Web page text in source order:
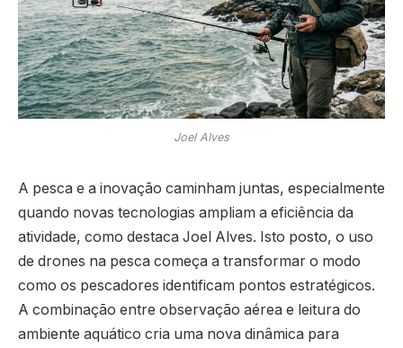
Joel Alves
A pesca e a inovação caminham juntas, especialmente
quando novas tecnologias ampliam a eficiência da
atividade, como destaca Joel Alves. Isto posto, o uso
de drones na pesca começa a transformar o modo
como os pescadores identificam pontos estratégicos.
A combinação entre observação aérea e leitura do
ambiente aquático cria uma nova dinâmica para